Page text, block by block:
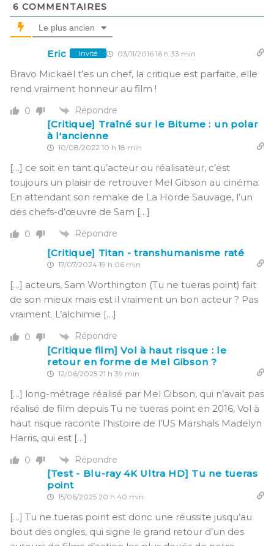
6 COMMENTAIRES
Le plus ancien
Eric Invité 03/11/2016 16 h 33 min
Bravo Mickaël t’es un chef, la critique est parfaite, elle
rend vraiment honneur au film !
0 Répondre
[Critique] Traîné sur le Bitume : un polar
à l'ancienne
10/08/2022 10 h 18 min
[…] ce soit en tant qu’acteur ou réalisateur, c’est
toujours un plaisir de retrouver Mel Gibson au cinéma.
En attendant son remake de La Horde Sauvage, l’un
des chefs-d’œuvre de Sam […]
0 Répondre
[Critique] Titan - transhumanisme raté
17/07/2024 19 h 06 min
[…] acteurs, Sam Worthington (Tu ne tueras point) fait
de son mieux mais est il vraiment un bon acteur ? Pas
vraiment. L’alchimie […]
0 Répondre
[Critique film] Vol à haut risque : le
retour en forme de Mel Gibson ?
12/06/2025 21 h 39 min
[…] long-métrage réalisé par Mel Gibson, qui n’avait pas
réalisé de film depuis Tu ne tueras point en 2016, Vol à
haut risque raconte l’histoire de l’US Marshals Madelyn
Harris, qui est […]
0 Répondre
[Test - Blu-ray 4K Ultra HD] Tu ne tueras
point
15/06/2025 20 h 40 min
[…] Tu ne tueras point est donc une réussite jusqu’au
bout des ongles, qui signe le grand retour d’un des